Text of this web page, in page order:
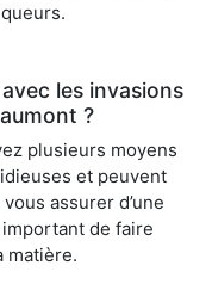
les invasions
?
plusieurs moyens
et peuvent
assurer d’une
de faire
matière.